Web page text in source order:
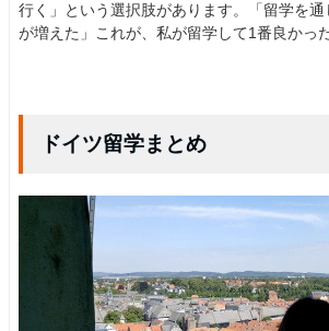
行く」という選択肢があります。「留学を
が増えた」これが、私が留学して1番良かっ
ドイツ留学まとめ